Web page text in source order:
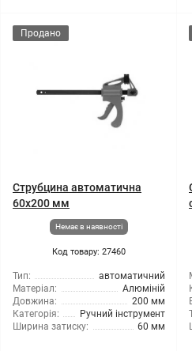
Продано
Струбцина автоматична
60x200 мм
Немає в наявності
Код товару: 27460
Тип:
автоматичний
Матеріал:
Алюміній
Довжина:
200 мм
Категорія:
Ручний інструмент
Ширина затиску:
60 мм